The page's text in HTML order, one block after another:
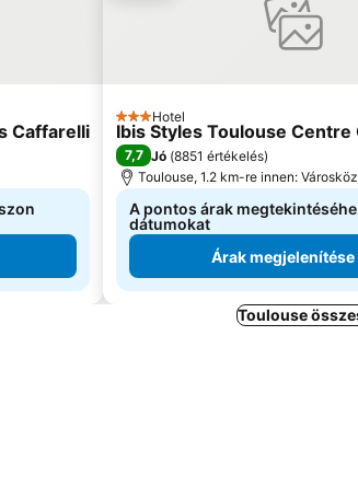
Caffarelli 3 Kategória
Hotel
Ibis Styles Toulouse Centre
7,7 Jó (8851 értékelés)
Toulouse, 1.2 km-re innen:
A pontos árak
dátumokat
Árak megjelenítése
Toulouse